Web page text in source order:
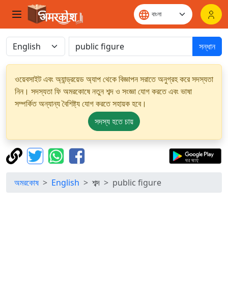
সন্ধান
ওয়েবসাইট এবং অ্যান্ড্রয়েড অ্যাপ থেকে বিজ্ঞাপন সরাতে অনুগ্রহ করে সদস্যতা
নিন। সদস্যতা ফি অমরকোষে নতুন শব্দ ও সংজ্ঞা যোগ করতে এবং ভাষা
সম্পর্কিত অন্যান্য বৈশিষ্ট্য যোগ করতে সহায়ক হবে।
সদস্য হতে চায়
অমরকোষ English শব্দ public figure